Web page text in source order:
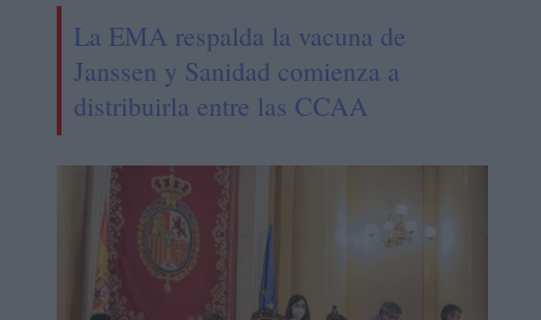
La EMA respalda la vacuna de
Janssen y Sanidad comienza a
distribuirla entre las CCAA